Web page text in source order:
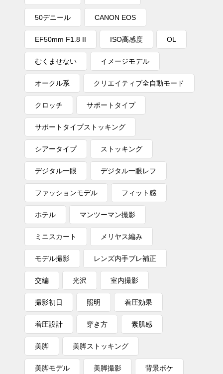
50デニール CANON EOS
EF50mm F1.8 II ISO高感度 OL
むくませない イメージモデル
オークル系 クリエイティブ全自動モード
クロッチ サポートタイプ
サポートタイプストッキング
シアータイプ ストッキング
デジタル一眼 デジタル一眼レフ
ファッションモデル フィット感
ホテル マンツーマン撮影
ミニスカート メリヤス編み
モデル撮影 レンズ内手ブレ補正
交編 光沢 室内撮影
撮影初日 照明 着圧効果
着圧設計 穿き方 素肌感
美脚 美脚ストッキング
美脚モデル 美脚撮影 背景ボケ